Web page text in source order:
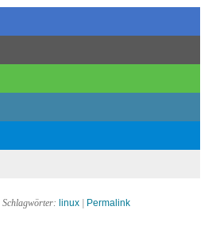
| Schlagwörter: linux Permalink